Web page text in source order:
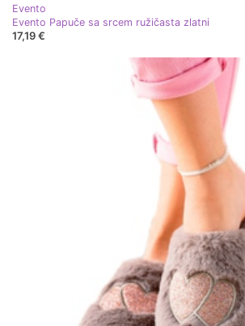
Evento
Evento Papuče sa srcem ružičasta zlatni
17,19 €